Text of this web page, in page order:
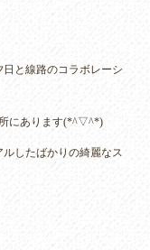
と線路のコラボレーシ
にあります(*^▽^*)
したばかりの綺麗なス